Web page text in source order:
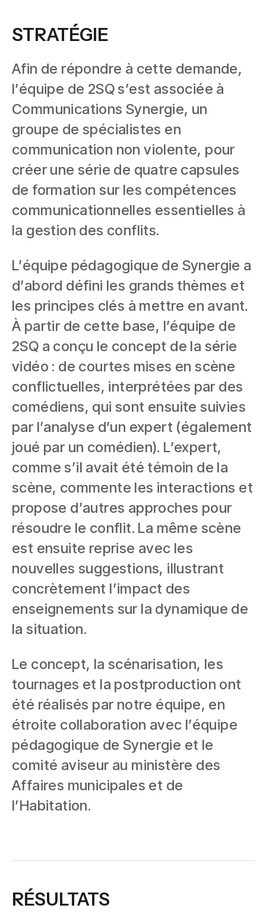
STRATÉGIE
Afin de répondre à cette demande,
l’équipe de 2SQ s’est associée à
Communications Synergie, un
groupe de spécialistes en
communication non violente, pour
créer une série de quatre capsules
de formation sur les compétences
communicationnelles essentielles à
la gestion des conflits.
L’équipe pédagogique de Synergie a
d’abord défini les grands thèmes et
les principes clés à mettre en avant.
À partir de cette base, l’équipe de
2SQ a conçu le concept de la série
vidéo : de courtes mises en scène
conflictuelles, interprétées par des
comédiens, qui sont ensuite suivies
par l’analyse d’un expert (également
joué par un comédien). L’expert,
comme s’il avait été témoin de la
scène, commente les interactions et
propose d’autres approches pour
résoudre le conflit. La même scène
est ensuite reprise avec les
nouvelles suggestions, illustrant
concrètement l’impact des
enseignements sur la dynamique de
la situation.
Le concept, la scénarisation, les
tournages et la postproduction ont
été réalisés par notre équipe, en
étroite collaboration avec l’équipe
pédagogique de Synergie et le
comité aviseur au ministère des
Affaires municipales et de
l’Habitation.
RÉSULTATS